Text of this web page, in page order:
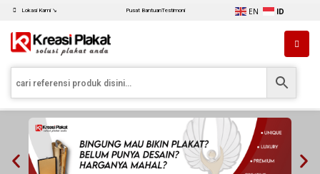
Lokasi Kami ↘ Pusat BantuanTestimoni EN ID